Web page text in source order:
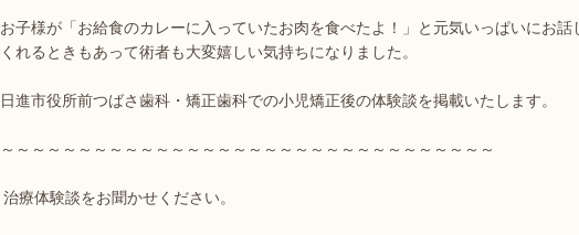
お子様が「お給食のカレーに入っていたお肉を食べたよ！」と元気いっぱいにお話
くれるときもあって術者も大変嬉しい気持ちになりました。
日進市役所前つばさ歯科・矯正歯科での小児矯正後の体験談を掲載いたします。
～～～～～～～～～～～～～～～～～～～～～～～～～～～～～～～～
治療体験談をお聞かせください。